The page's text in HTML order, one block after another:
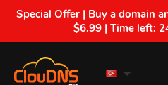
Special Offer | Buy a domain
$6.99 | Time left: